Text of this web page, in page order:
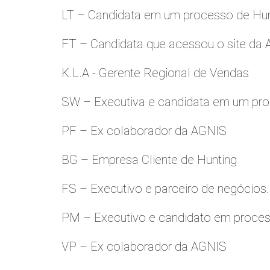
LT – Candidata em um processo de
FT – Candidata que acessou o site da
K.L.A - Gerente Regional de Vendas
SW – Executiva e candidata em um
PF – Ex colaborador da AGNIS
BG – Empresa Cliente de Hunting
FS – Executivo e parceiro de negócios.
PM – Executivo e candidato em
VP – Ex colaborador da AGNIS